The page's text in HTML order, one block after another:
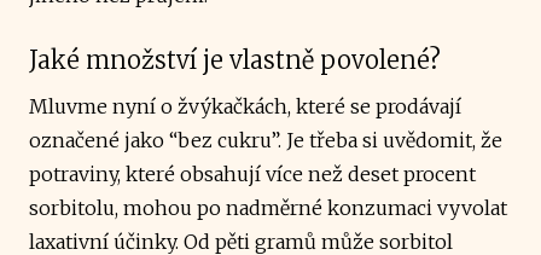
Jaké množství je vlastně povolené?
Mluvme nyní o žvýkačkách, které se prodávají
označené jako “bez cukru”. Je třeba si uvědomit, že
potraviny, které obsahují více než deset procent
sorbitolu, mohou po nadměrné konzumaci vyvolat
laxativní účinky. Od pěti gramů může sorbitol